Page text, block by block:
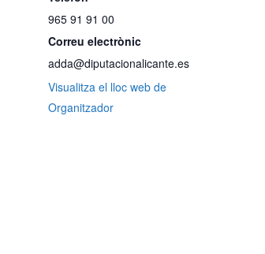
965 91 91 00
Correu electrònic
adda@diputacionalicante.es
Visualitza el lloc web de
Organitzador